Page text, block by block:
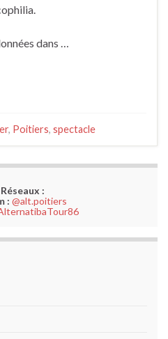
dans …
, Poitiers, spectacle
:
: @alt.poitiers